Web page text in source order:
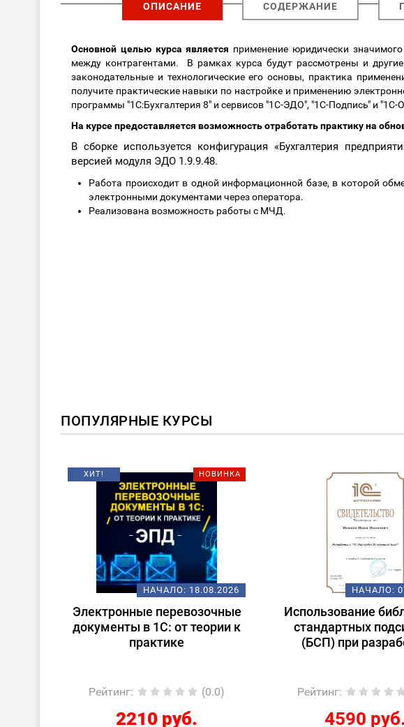
ОПИСАНИЕ СОДЕРЖАНИЕ
Основной целью курса является применение юридически
между контрагентами. В рамках курса будут рассмотрены и
законодательные и технологические его основы, практика
получите практические навыки по настройке и применению
программы "1С:Бухгалтерия 8" и сервисов "1С-ЭДО", "1С-Подпись" и "1С-
На курсе предоставляется возможность отработать практику на
В сборке используется конфигурация «Бухгалтерия
версией модуля ЭДО 1.9.9.48.
Работа происходит в одной информационной базе, в которой
электронными документами через оператора.
Реализована возможность работы с МЧД.
ПОПУЛЯРНЫЕ КУРСЫ
НОВИНКА
ХИТ!
НАЧАЛО: 18.08.2026
Электронные перевозочные
документы в 1С: от теории к
практике
Рейтинг: (0.0)
2210 руб.
НАЧАЛО:
Использование
стандартных
(БСП) при
Рейтинг:
4590 руб.